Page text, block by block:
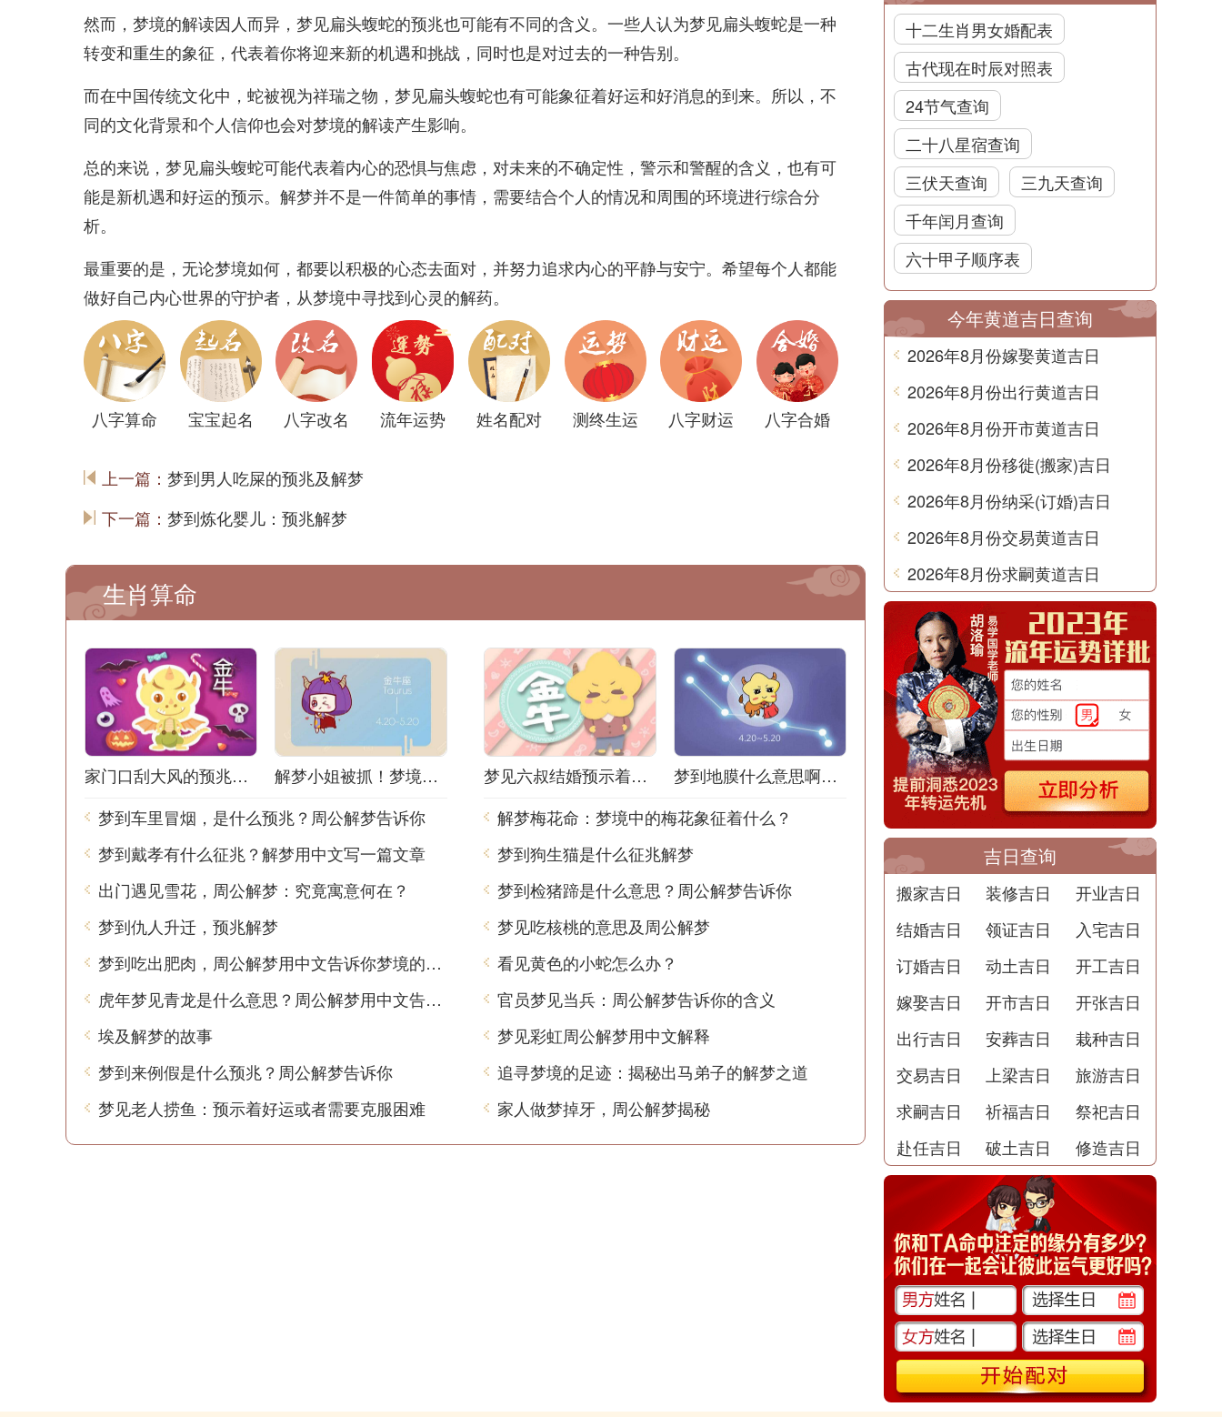
然而，梦境的解读因人而异，梦见扁头蝮蛇的预兆也可能有不同的含义。一些人认为梦见扁头蝮蛇是一种
转变和重生的象征，代表着你将迎来新的机遇和挑战，同时也是对过去的一种告别。
而在中国传统文化中，蛇被视为祥瑞之物，梦见扁头蝮蛇也有可能象征着好运和好消息的到来。所以，不
同的文化背景和个人信仰也会对梦境的解读产生影响。
总的来说，梦见扁头蝮蛇可能代表着内心的恐惧与焦虑，对未来的不确定性，警示和警醒的含义，也有可
能是新机遇和好运的预示。解梦并不是一件简单的事情，需要结合个人的情况和周围的环境进行综合分
析。
最重要的是，无论梦境如何，都要以积极的心态去面对，并努力追求内心的平静与安宁。希望每个人都能
做好自己内心世界的守护者，从梦境中寻找到心灵的解药。
八字算命 宝宝起名 八字改名 流年运势 姓名配对 测终生运 八字财运 八字合婚
上一篇： 梦到男人吃屎的预兆及解梦
下一篇： 梦到炼化婴儿：预兆解梦
生肖算命
家门口刮大风的预兆解梦：风声鹤唳，梦境之谜
解梦小姐被抓！梦境背后隐藏着什么秘密？
梦到车里冒烟，是什么预兆？周公解梦告诉你
梦到戴孝有什么征兆？解梦用中文写一篇文章
出门遇见雪花，周公解梦：究竟寓意何在？
梦到仇人升迁，预兆解梦
梦到吃出肥肉，周公解梦用中文告诉你梦境的含义
虎年梦见青龙是什么意思？周公解梦用中文告诉你
埃及解梦的故事
梦到来例假是什么预兆？周公解梦告诉你
梦见老人捞鱼：预示着好运或者需要克服困难
梦见六叔结婚预示着什么？解梦师告诉你真相！
梦到地膜什么意思啊解梦用
解梦梅花命：梦境中的梅花象征着什么？
梦到狗生猫是什么征兆解梦
梦到检猪蹄是什么意思？周公解梦告诉你
梦见吃核桃的意思及周公解梦
看见黄色的小蛇怎么办？
官员梦见当兵：周公解梦告诉你的含义
梦见彩虹周公解梦用中文解释
追寻梦境的足迹：揭秘出马弟子的解梦之道
家人做梦掉牙，周公解梦揭秘
十二生肖男女婚配表
古代现在时辰对照表
24节气查询
二十八星宿查询
三伏天查询
三九天查询
千年闰月查询
六十甲子顺序表
今年黄道吉日查询
2026年8月份嫁娶黄道吉日
2026年8月份出行黄道吉日
2026年8月份开市黄道吉日
2026年8月份移徙(搬家)吉日
2026年8月份纳采(订婚)吉日
2026年8月份交易黄道吉日
2026年8月份求嗣黄道吉日
吉日查询
搬家吉日 装修吉日
开业吉日
结婚吉日
领证吉日
入宅吉日
订婚吉日
动土吉日
开工吉日
嫁娶吉日
开市吉日
开张吉日
出行吉日
安葬吉日
栽种吉日
交易吉日
上梁吉日
旅游吉日
求嗣吉日
祈福吉日
祭祀吉日
赴任吉日
破土吉日 修造吉日